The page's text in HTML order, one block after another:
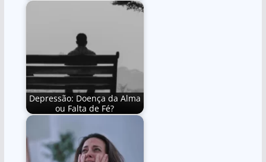
Depressão: Doença da Alma
ou Falta de Fé?